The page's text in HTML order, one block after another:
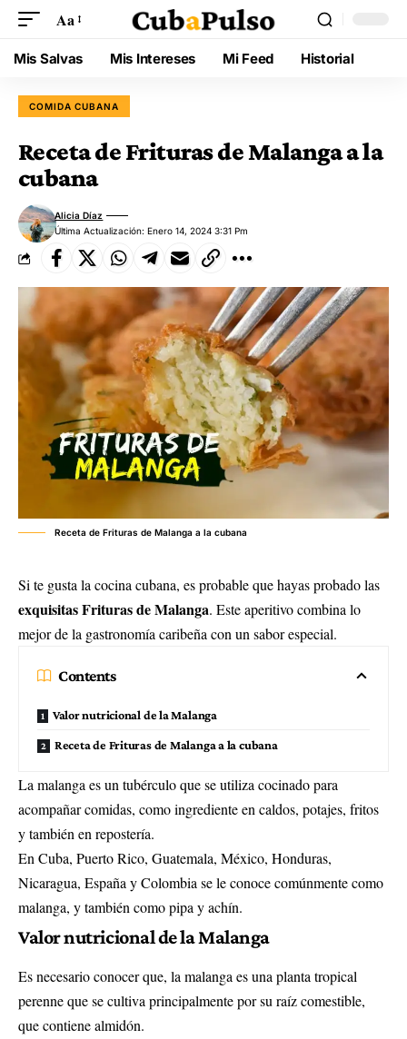
Aa
Mis Salvas Mis Intereses Mi Feed Historial
COMIDA CUBANA
Receta de Frituras de Malanga a la
cubana
Última Actualización: Enero 14, 2024 3:31 Pm
Alicia Díaz
Receta de Frituras de Malanga a la cubana
Si te gusta la cocina cubana, es probable que hayas probado las
exquisitas Frituras de Malanga. Este aperitivo combina lo
mejor de la gastronomía caribeña con un sabor especial.
Contents
Valor nutricional de la Malanga
Receta de Frituras de Malanga a la cubana
La malanga es un tubérculo que se utiliza cocinado para
acompañar comidas, como ingrediente en caldos, potajes, fritos
y también en repostería.
En Cuba, Puerto Rico, Guatemala, México, Honduras,
Nicaragua, España y Colombia se le conoce comúnmente como
malanga, y también como pipa y achín.
Valor nutricional de la Malanga
Es necesario conocer que, la malanga es una planta tropical
perenne que se cultiva principalmente por su raíz comestible,
que contiene almidón.